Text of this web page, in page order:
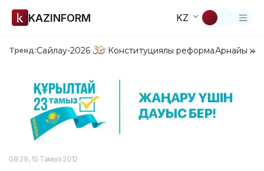
KAZINFORM KZ
Тренд:Сайлау-2026 Конституциялық реформаАрнайы
08:29, 15 Тамыз 2012